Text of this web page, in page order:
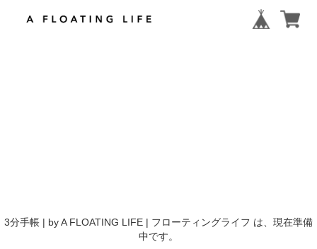
3分手帳 | by A FLOATING LIFE | フローティングライフ は、現在準備
中です。